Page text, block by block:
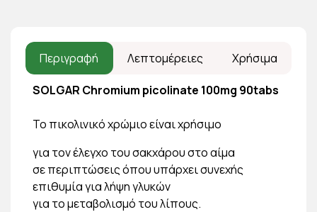
Περιγραφή Λεπτομέρειες Χρήσιμα
SOLGAR Chromium picolinate 100mg 90tabs
To πικολινικό χρώμιο είναι χρήσιμο
για τον έλεγχο του σακχάρου στο αίμα
σε περιπτώσεις όπου υπάρχει συνεχής
επιθυμία για λήψη γλυκών
για το μεταβολισμό του λίπους.